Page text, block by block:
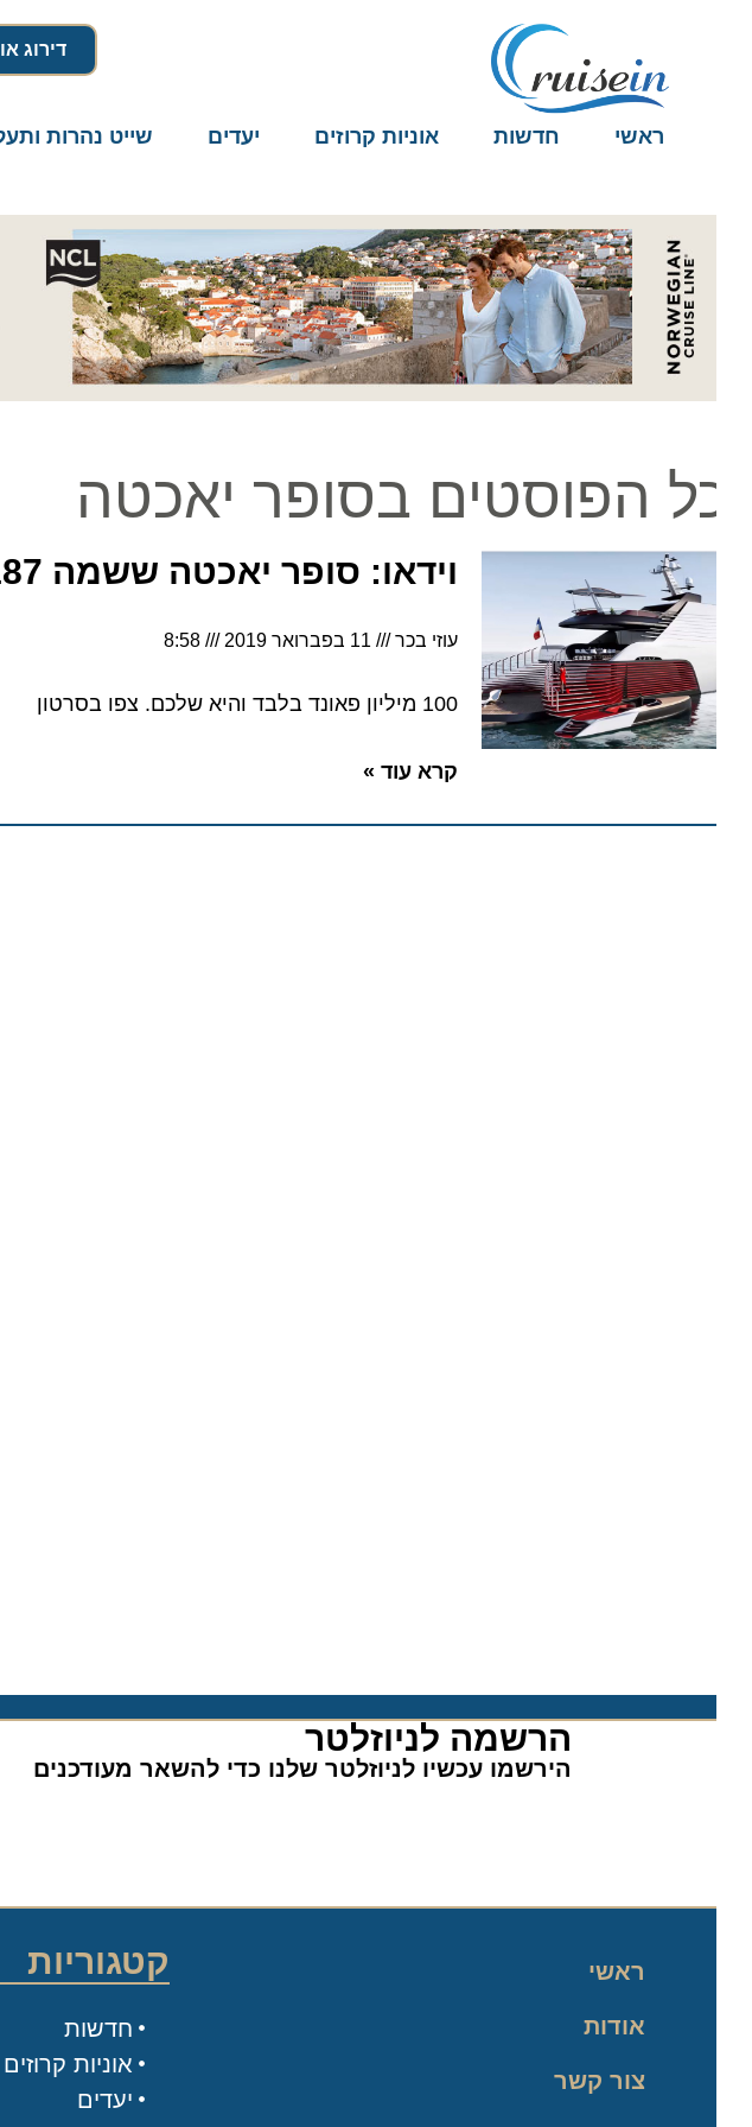
דירוג אוניות
ראשי חדשות אוניות קרוזים יעדים שייט נהרות ותעלות
הפוסטים בסופר יאכטה
וידאו: סופר יאכטה ששמה The Carat 187
עוזי בכר 11 בפברואר 2019 8:58
100 מיליון פאונד בלבד והיא שלכם. צפו בסרטון
קרא עוד »
הרשמה לניוזלטר​
הירשמו עכשיו לניוזלטר שלנו כדי להשאר מעודכנים
קטגוריות
חדשות
אוניות קרוזים
יעדים
ראשי
אודות
צור קשר